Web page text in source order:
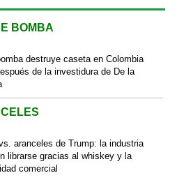
BOMBA
destruye caseta en Colombia
de la investidura de De la
aranceles de Trump: la industria
librarse gracias al whiskey y la
comercial